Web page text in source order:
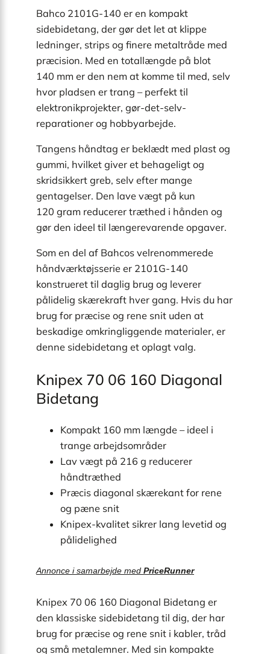
Bahco 2101G-140 er en kompakt
sidebidetang, der gør det let at klippe
ledninger, strips og finere metaltråde med
præcision. Med en totallængde på blot
140 mm er den nem at komme til med, selv
hvor pladsen er trang – perfekt til
elektronikprojekter, gør-det-selv-
reparationer og hobbyarbejde.
Tangens håndtag er beklædt med plast og
gummi, hvilket giver et behageligt og
skridsikkert greb, selv efter mange
gentagelser. Den lave vægt på kun
120 gram reducerer træthed i hånden og
gør den ideel til længerevarende opgaver.
Som en del af Bahcos velrenommerede
håndværktøjsserie er 2101G-140
konstrueret til daglig brug og leverer
pålidelig skærekraft hver gang. Hvis du har
brug for præcise og rene snit uden at
beskadige omkringliggende materialer, er
denne sidebidetang et oplagt valg.
Knipex 70 06 160 Diagonal
Bidetang
Kompakt 160 mm længde – ideel i
trange arbejdsområder
Lav vægt på 216 g reducerer
håndtræthed
Præcis diagonal skærekant for rene
og pæne snit
Knipex-kvalitet sikrer lang levetid og
pålidelighed
Annonce i samarbejde med PriceRunner
Knipex 70 06 160 Diagonal Bidetang er
den klassiske sidebidetang til dig, der har
brug for præcise og rene snit i kabler, tråd
og små metalemner. Med sin kompakte